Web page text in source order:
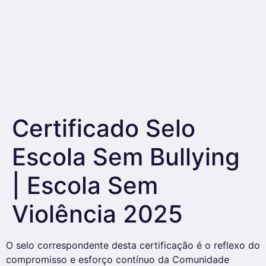
Certificado Selo
Escola Sem Bullying
| Escola Sem
Violência 2025
O selo correspondente desta certificação é o reflexo do
compromisso e esforço contínuo da Comunidade